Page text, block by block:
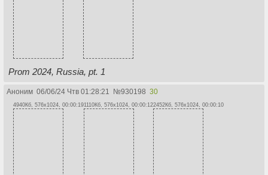
Prom 2024, Russia, pt. 1
Аноним 06/06/24 Чтв 01:28:21 №930198 30
4940Кб, 576x1024, 00:00:191110Кб, 576x1024, 00:00:122452Кб, 576x1024, 00:00:10